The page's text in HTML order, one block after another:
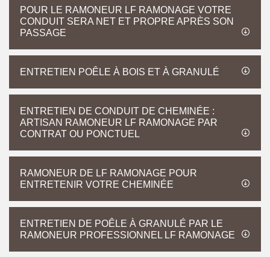
POUR LE RAMONEUR LF RAMONAGE VOTRE
CONDUIT SERA NET ET PROPRE APRÈS SON
PASSAGE
ENTRETIEN POÊLE À BOIS ET À GRANULÉ
ENTRETIEN DE CONDUIT DE CHEMINÉE :
ARTISAN RAMONEUR LF RAMONAGE PAR
CONTRAT OU PONCTUEL
RAMONEUR DE LF RAMONAGE POUR
ENTRETENIR VOTRE CHEMINÉE
ENTRETIEN DE POÊLE À GRANULÉ PAR LE
RAMONEUR PROFESSIONNEL LF RAMONAGE